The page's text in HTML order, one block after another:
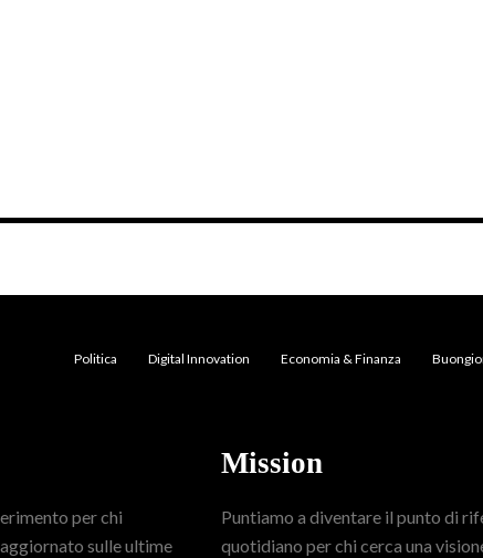
Politica Digital Innovation Economia & Finanza
per chi
sulle ultime
Mission
Puntiamo a diventare il punto di
quotidiano per chi cerca una